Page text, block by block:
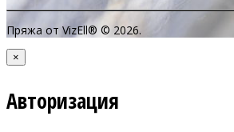
Пряжа от VizEll® © 2026.
×
Авторизация